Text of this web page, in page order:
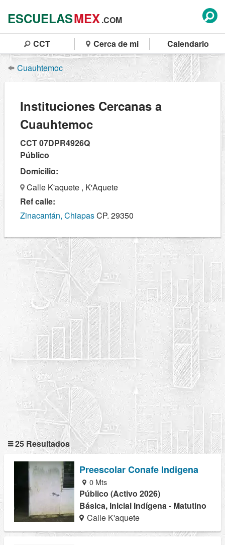
ESCUELASMEX.COM
CCT Cerca de mi Calendario
Cuauhtemoc
Instituciones Cercanas a
Cuauhtemoc
CCT 07DPR4926Q
Público
Domicilio:
Calle K'aquete , K'Aquete
Ref calle:
Zinacantán, ChiapasCP. 29350
25 Resultados
Preescolar Conafe Indigena
0 Mts
Público (Activo 2026)
Básica, Inicial Indígena - Matutino
Calle K'aquete